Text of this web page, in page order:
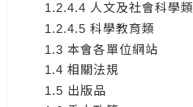
1.2.4.4 人文及社會科學類
1.2.4.5 科學教育類
1.3 本會各單位網站
1.4 相關法規
1.5 出版品